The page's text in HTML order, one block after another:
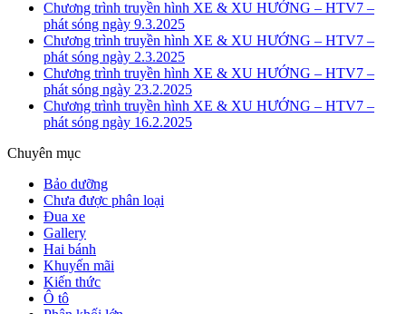
Chương trình truyền hình XE & XU HƯỚNG – HTV7 –
phát sóng ngày 9.3.2025
Chương trình truyền hình XE & XU HƯỚNG – HTV7 –
phát sóng ngày 2.3.2025
Chương trình truyền hình XE & XU HƯỚNG – HTV7 –
phát sóng ngày 23.2.2025
Chương trình truyền hình XE & XU HƯỚNG – HTV7 –
phát sóng ngày 16.2.2025
Chuyên mục
Bảo dưỡng
Chưa được phân loại
Đua xe
Gallery
Hai bánh
Khuyến mãi
Kiến thức
Ô tô